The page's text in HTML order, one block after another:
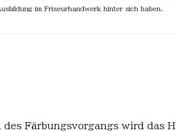
im Friseurhandwerk hinter sich haben.
Färbungsvorgangs wird das